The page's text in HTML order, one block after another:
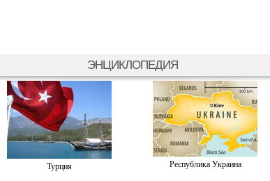
ЭНЦИКЛОПЕДИЯ
Турция Республика Украина